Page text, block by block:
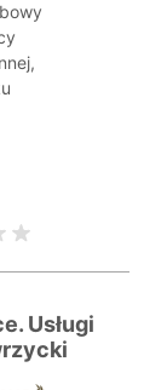
Usługi